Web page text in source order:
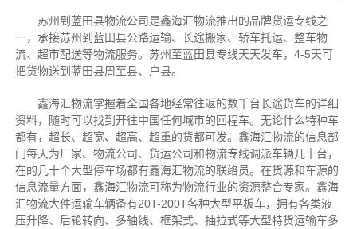
苏州到蓝田县物流公司是鑫海汇物流推出的品牌货运专线之
一，承接苏州到蓝田县公路运输、长途搬家、轿车托运、整车物
流、超市配送等物流服务。苏州至蓝田县专线天天发车，4-5天可
把货物送到蓝田县周至县、户县。
鑫海汇物流掌握着全国各地经常往返的数千台长途货车的详细
资料，随时可以找到开往中国任何城市的回程车。无论什么特种车
都有，超长、超宽、超高、超重的货都可发。鑫海汇物流的信息部
门每天为厂家、物流公司、货运公司和物流专线调派车辆几十台，
在的几十个大型停车场都有鑫海汇物流的联络员。在货源和车源的
信息流量方面，鑫海汇物流可称为物流行业的资源整合专家。鑫海
汇物流大件运输车辆备有20T-200T各种大型平板车，拥有各类液
压升降、后轮转向、多轴线、框架式、抽拉式等大型特货运输车多